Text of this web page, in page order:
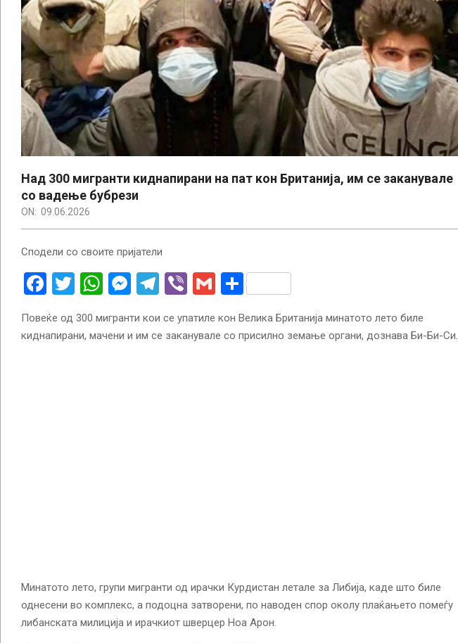
Над 300 мигранти киднапирани на пат кон Британија, им се заканувале
со вадење бубрези
ON: 09.06.2026
Сподели со своите пријатели
Facebook
Twitter
WhatsApp
Messenger
Telegram
ViberGmailShare
Повеќе од 300 мигранти кои се упатиле кон Велика Британија минатото лето биле
киднапирани, мачени и им се заканувале со присилно земање органи, дознава Би-Би-Си.
Минатото лето, групи мигранти од ирачки Курдистан летале за Либија, каде што биле
однесени во комплекс, а подоцна затворени, по наводен спор околу плаќањето помеѓу
либанската милиција и ирачкиот шверцер Ноа Арон.